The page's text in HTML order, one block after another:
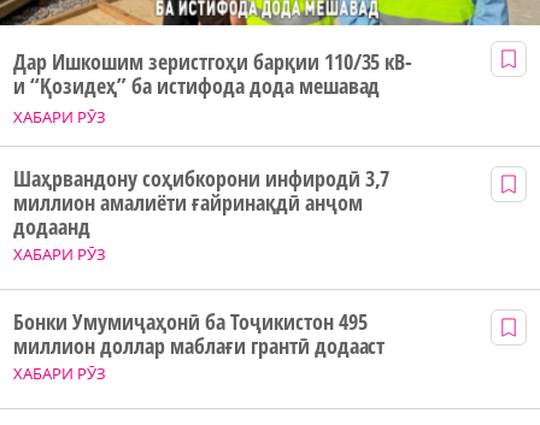
ХАБАРИ РӮЗ
Дар Ишкошим зеристгоҳи барқии 110/35 кВ-
и “Қозидеҳ” ба истифода дода мешавад
ХАБАРИ РӮЗ
Шаҳрвандону соҳибкорони инфиродӣ 3,7
миллион амалиёти ғайринақдӣ анҷом
додаанд
ХАБАРИ РӮЗ
Бонки Умумиҷаҳонӣ ба Тоҷикистон 495
миллион доллар маблағи грантӣ додааст